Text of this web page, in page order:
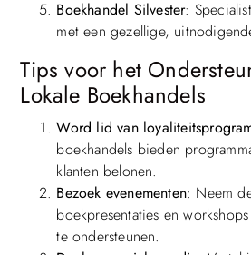
Boekhandel Silvester:
met een gezellige,
Tips voor het
Lokale Boekhandels
Word lid van
boekhandels bieden
klanten belonen.
Bezoek evenementen: Neem
boekpresentaties en
te ondersteunen.